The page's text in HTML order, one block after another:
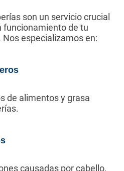
son un servicio crucial
funcionamiento de tu
especializamos en:
de alimentos y grasa
causadas por cabello,